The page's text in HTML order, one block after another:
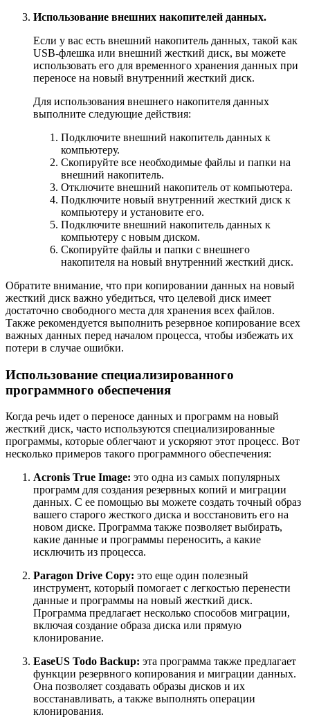
Использование внешних накопителей данных.
Если у вас есть внешний накопитель данных, такой как
USB-флешка или внешний жесткий диск, вы можете
использовать его для временного хранения данных при
переносе на новый внутренний жесткий диск.
Для использования внешнего накопителя данных
выполните следующие действия:
Подключите внешний накопитель данных к
компьютеру.
Скопируйте все необходимые файлы и папки на
внешний накопитель.
Отключите внешний накопитель от компьютера.
Подключите новый внутренний жесткий диск к
компьютеру и установите его.
Подключите внешний накопитель данных к
компьютеру с новым диском.
Скопируйте файлы и папки c внешнего
накопителя на новый внутренний жесткий диск.
Обратите внимание, что при копировании данных на новый
жесткий диск важно убедиться, что целевой диск имеет
достаточно свободного места для хранения всех файлов.
Также рекомендуется выполнить резервное копирование всех
важных данных перед началом процесса, чтобы избежать их
потери в случае ошибки.
Использование специализированного
программного обеспечения
Когда речь идет о переносе данных и программ на новый
жесткий диск, часто используются специализированные
программы, которые облегчают и ускоряют этот процесс. Вот
несколько примеров такого программного обеспечения:
Acronis True Image: это одна из самых популярных
программ для создания резервных копий и миграции
данных. С ее помощью вы можете создать точный образ
вашего старого жесткого диска и восстановить его на
новом диске. Программа также позволяет выбирать,
какие данные и программы переносить, а какие
исключить из процесса.
Paragon Drive Copy: это еще один полезный
инструмент, который помогает с легкостью перенести
данные и программы на новый жесткий диск.
Программа предлагает несколько способов миграции,
включая создание образа диска или прямую
клонирование.
EaseUS Todo Backup: эта программа также предлагает
функции резервного копирования и миграции данных.
Она позволяет создавать образы дисков и их
восстанавливать, а также выполнять операции
клонирования.